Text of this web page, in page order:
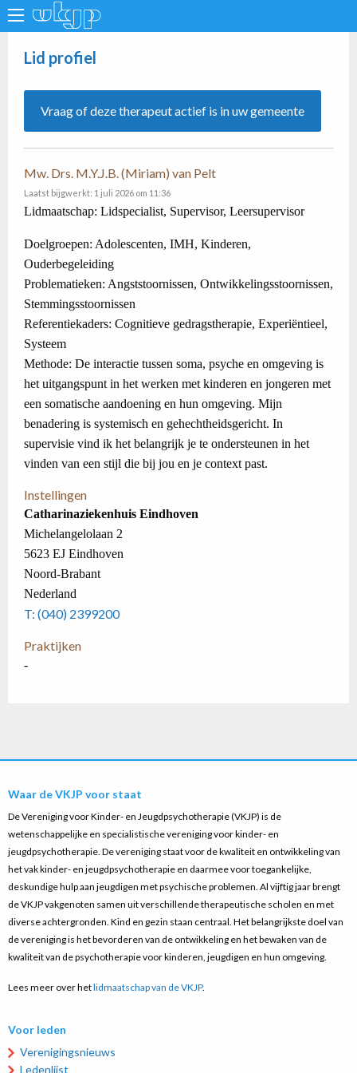
Lid profiel
Vraag of deze therapeut actief is in uw gemeente
Mw. Drs. M.Y.J.B. (Miriam) van Pelt
Laatst bijgwerkt: 1 juli 2026 om 11:36
Lidmaatschap: Lidspecialist, Supervisor, Leersupervisor
Doelgroepen: Adolescenten, IMH, Kinderen,
Ouderbegeleiding
Problematieken: Angststoornissen, Ontwikkelingsstoornissen,
Stemmingsstoornissen
Referentiekaders: Cognitieve gedragstherapie, Experiëntieel,
Systeem
Methode: De interactie tussen soma, psyche en omgeving is
het uitgangspunt in het werken met kinderen en jongeren met
een somatische aandoening en hun omgeving. Mijn
benadering is systemisch en gehechtheidsgericht. In
supervisie vind ik het belangrijk je te ondersteunen in het
vinden van een stijl die bij jou en je context past.
Instellingen
Catharinaziekenhuis Eindhoven
Michelangelolaan 2
5623 EJ Eindhoven
Noord-Brabant
Nederland
T: (040) 2399200
Praktijken
-
Waar de VKJP voor staat
De Vereniging voor Kinder- en Jeugdpsychotherapie (VKJP) is de
wetenschappelijke en specialistische vereniging voor kinder- en
jeugdpsychotherapie. De vereniging staat voor de kwaliteit en ontwikkeling van
het vak kinder- en jeugdpsychotherapie en daarmee voor toegankelijke,
deskundige hulp aan jeugdigen met psychische problemen. Al vijftig jaar brengt
de VKJP vakgenoten samen uit verschillende therapeutische scholen en met
diverse achtergronden. Kind en gezin staan centraal. Het belangrijkste doel van
de vereniging is het bevorderen van de ontwikkeling en het bewaken van de
kwaliteit van de psychotherapie voor kinderen, jeugdigen en hun omgeving.
Lees meer over hetlidmaatschap van de VKJP.
Voor leden
Verenigingsnieuws
Ledenlijst